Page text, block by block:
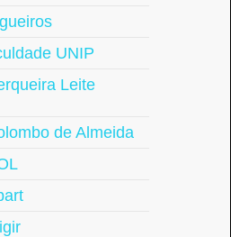
UNIP
Leite
de Almeida